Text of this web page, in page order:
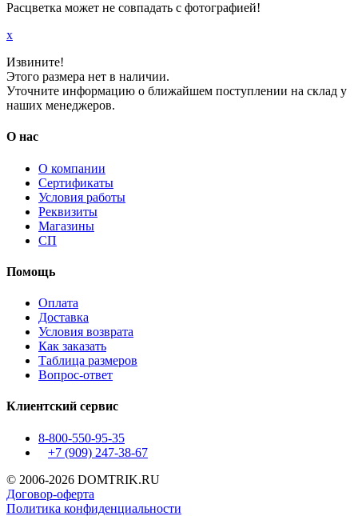
Расцветка может не совпадать с фотографией!
x
Извините!
Этого размера нет в наличии.
Уточните информацию о ближайшем поступлении на склад у
наших менеджеров.
О нас
О компании
Сертификаты
Условия работы
Реквизиты
Магазины
СП
Помощь
Оплата
Доставка
Условия возврата
Как заказать
Таблица размеров
Вопрос-ответ
Клиентский сервис
8-800-550-95-35
+7 (909) 247-38-67
© 2006-2026 DOMTRIK.RU
Договор-оферта
Политика конфиденциальности